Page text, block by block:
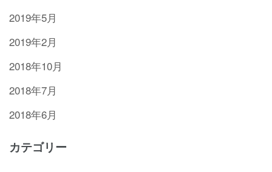
2019年5月
2019年2月
2018年10月
2018年7月
2018年6月
カテゴリー